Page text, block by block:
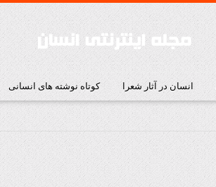
انسان در آثار شعرا کوتاه نوشته های انسانی